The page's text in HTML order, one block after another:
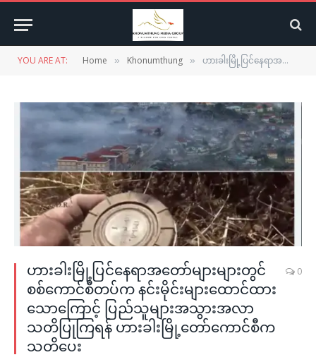
YOU ARE AT: Home » Khonumthung » ဟားခါးမြို့ပြင်နေရာအတော်များများတွင် စစ်ကောင်စီတပ်က နင်းမိုင်းများထောင်ထားသောကြောင့် ပြည်သူများအသွားအလာ သတိပြုကြရန် ဟားခါးမြို့တော်ကောင်စီက သတိပေး
ဟားခါးမြို့ပြင်နေရာအတော်များများတွင်
စစ်ကောင်စီတပ်က နင်းမိုင်းများထောင်ထား
သောကြောင့် ပြည်သူများအသွားအလာ
သတိပြုကြရန် ဟားခါးမြို့တော်ကောင်စီက
သတိပေး
0